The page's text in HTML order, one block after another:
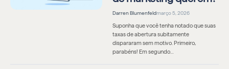
Darren Blumenfeldmarço 5, 2026
Suponha que você tenha notado que suas
taxas de abertura subitamente
dispararam sem motivo. Primeiro,
parabéns! Em segundo…